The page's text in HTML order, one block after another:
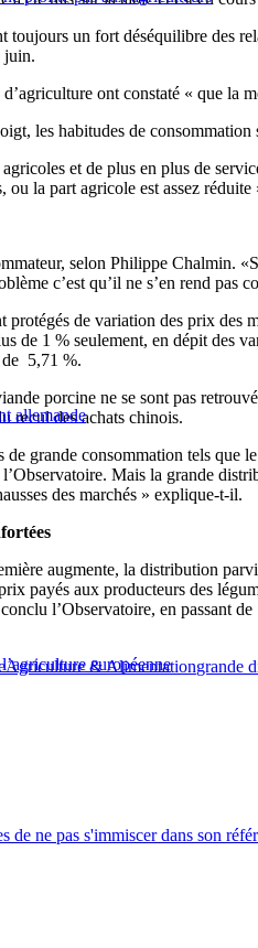
toujours un fort déséquilibre des
juin.
ont constaté « que
les habitudes de
et de plus en plus de
ou la part agricole est assez
selon Philippe Chalmin.
c’est qu’il ne s’en rend pas
de variation des prix des
de 1 % seulement, en dépit
de 5,71 %.
allemande
porcine ne se sont pas
recul des achats chinois.
grande consommation tels
Mais la grande
des marchés » explique-t-il.
augmente, la distribution
payés aux producteurs des
l’Observatoire, en passant
européenne
Agriculture & Alimentationgrande
ne pas s'immiscer dans son